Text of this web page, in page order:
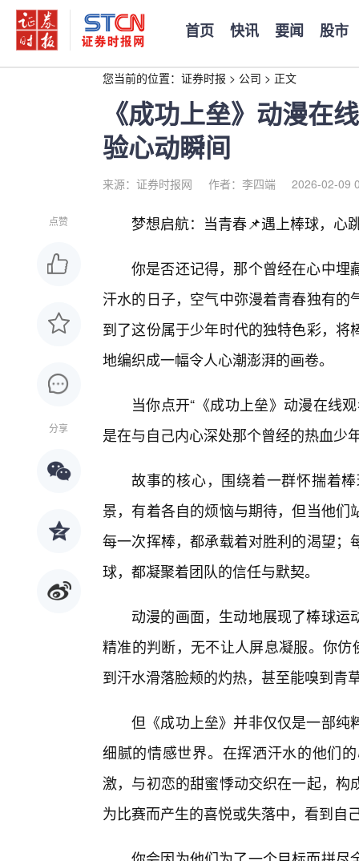
首页 快讯 要闻 股市
您当前的位置： 证券时报 > 公司 > 正文
《成功上垒》动漫在
验心动瞬间
来源：证券时报网 作者：李四端 2026-02-09
点赞
分享
梦想启航：当青春📌遇上棒球，心
你是否还记得，那个曾经在心中埋
汗水的日子，空气中弥漫着青春独有
到了这份属于少年时代的独特色彩，
地编织成一幅令人心潮澎湃的画卷。
当你点开“《成功上垒》动漫在线
是在与自己内心深处那个曾经的热血少
故事的核心，围绕着一群怀揣着
景，有着各自的烦恼与期待，但当他
每一次挥棒，都承载着对胜利的渴望
球，都凝聚着团队的信任与默契。
动漫的画面，生动地展现了棒球
精准的判断，无不让人屏息凝服。你
到汗水滑落脸颊的灼热，甚至能嗅到青
但《成功上垒》并非仅仅是一部纯
细腻的情感世界。在挥洒汗水的他们
激，与初恋的甜蜜悸动交织在一起，
为比赛而产生的喜悦或失落中，看到自